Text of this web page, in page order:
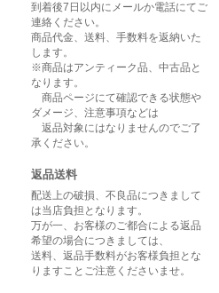
到着後7日以内にメールか電話にてご
連絡ください。
商品代金、送料、手数料を返納いた
します。
※商品はアンティーク品、中古品と
なります。
商品ページにて確認できる状態や
ダメージ、注意事項などは
返品対象にはなりませんのでご了
承ください。
返品送料
配送上の破損、不良品につきまして
は当店負担となります。
万が一、お客様のご都合による返品
希望の場合につきましては、
送料、返品手数料がお客様負担とな
りますことご注意くださいませ。